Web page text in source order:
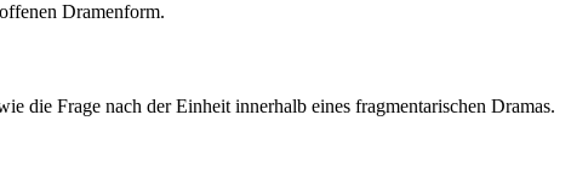
Dramenform.
die Frage nach der Einheit innerhalb eines fragmentarischen Dramas.